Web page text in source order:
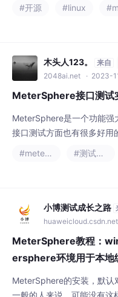
提升。下面介绍在Linux 中
并且结合cpolar 内网穿透实
#开源 #linux
木头人123。 来自
2048ai.net · 2023-
MeterSphere接口测试
MeterSphere是一个功能强
接口测试方面也有很多好用
terSphere进行一轮接口测
#metersphere
#测试工具
小博测试成长之路
huaweicloud.csdn.net
MeterSphere教程：
ersphere环境用于本地
MeterSphere的安装，默认
一般的人来说，可能没有这